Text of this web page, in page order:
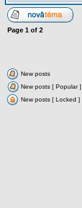
Page 1 of 2
New posts
New posts [ Popular ]
New posts [ Locked ]